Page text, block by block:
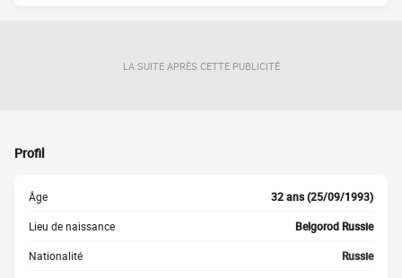
LA SUITE APRÈS CETTE PUBLICITÉ
Profil
Âge 32 ans (25/09/1993)
Lieu de naissance Belgorod Russie
Nationalité Russie